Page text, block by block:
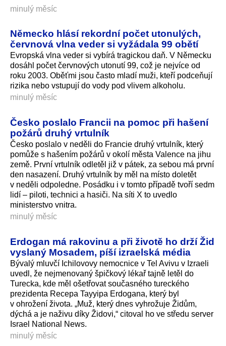
minulý měsíc
Německo hlásí rekordní počet utonulých,
červnová vlna veder si vyžádala 99 obětí
Evropská vlna veder si vybírá tragickou daň. V Německu
dosáhl počet červnových utonutí 99, což je nejvíce od
roku 2003. Oběťmi jsou často mladí muži, kteří podceňují
rizika nebo vstupují do vody pod vlivem alkoholu.
minulý měsíc
Česko poslalo Francii na pomoc při hašení
požárů druhý vrtulník
Česko poslalo v neděli do Francie druhý vrtulník, který
pomůže s hašením požárů v okolí města Valence na jihu
země. První vrtulník odletěl již v pátek, za sebou má první
den nasazení. Druhý vrtulník by měl na místo doletět
v neděli odpoledne. Posádku i v tomto případě tvoří sedm
lidí – piloti, technici a hasiči. Na síti X to uvedlo
ministerstvo vnitra.
minulý měsíc
Erdogan má rakovinu a při životě ho drží Žid
vyslaný Mosadem, píší izraelská média
Bývalý mluvčí Ichilovovy nemocnice v Tel Avivu v Izraeli
uvedl, že nejmenovaný špičkový lékař tajně letěl do
Turecka, kde měl ošetřovat současného tureckého
prezidenta Recepa Tayyipa Erdogana, který byl
v ohrožení života. „Muž, který dnes vyhrožuje Židům,
dýchá a je naživu díky Židovi,“ citoval ho ve středu server
Israel National News.
minulý měsíc